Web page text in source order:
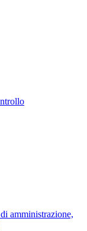
amministrazione,